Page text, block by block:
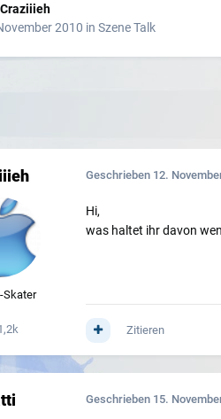
Craziiieh
2010 in Szene Talk
Skater
Geschrieben 12.
Hi,
was haltet ihr davon
Zitieren
Geschrieben 15.